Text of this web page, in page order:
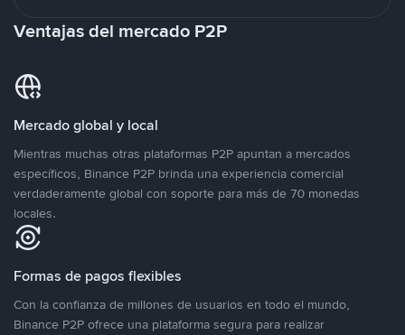
Ventajas del mercado P2P
Mercado global y local
Mientras muchas otras plataformas P2P apuntan a mercados
específicos, Binance P2P brinda una experiencia comercial
verdaderamente global con soporte para más de 70 monedas
locales.
Formas de pagos flexibles
Con la confianza de millones de usuarios en todo el mundo,
Binance P2P ofrece una plataforma segura para realizar